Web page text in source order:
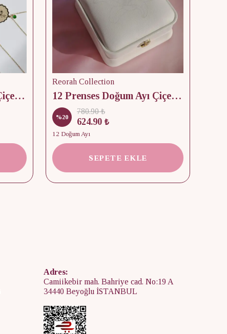
12 Prenses Doğum Ayı Çiçek & Taş 925 Gümüş Kolye
Reorah Collection
12 Prenses Doğum Ayı Çiçek Baskılı Takı Kutusu
%20
780.90 ₺
624.90 ₺
12 Doğum Ayı
SEPETE EKLE
Adres:
Camiikebir mah. Bahriye cad. No:19 A
34440 Beyoğlu İSTANBUL